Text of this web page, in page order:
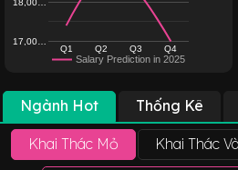
Salary Prediction in 2025
Q1 Q2 Q3 Q4
17,00…
Ngành Hot Thống Kê
Khai Thác Mỏ Khai Thác